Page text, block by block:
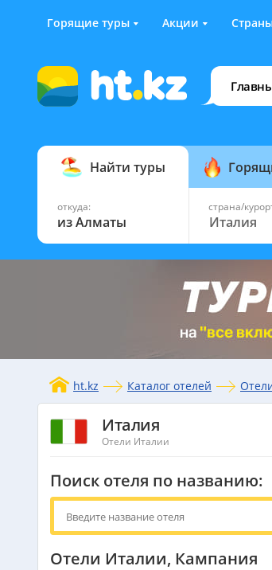
Горящие туры Акции
Найти туры
откуда:
из Алматы
страна/
ht.kz Каталог отелей
Италия
Отели Италии
Поиск отеля по названию:
Отели Италии, Кампания